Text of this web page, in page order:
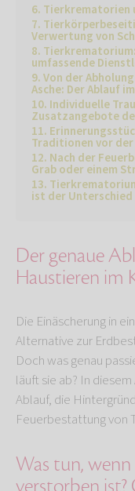
Tierkrematorien
Verwertung von
umfassende
Von der
Asche: Der Ablauf
Individuelle
Zusatzangebote
Traditionen vor
Nach der
Grab oder einem
ist der
Der genaue
Haustieren im
Die Einäscherung in
Alternative zur
Doch was genau
läuft sie ab? In
Ablauf, die
Feuerbestattung von
Was tun,